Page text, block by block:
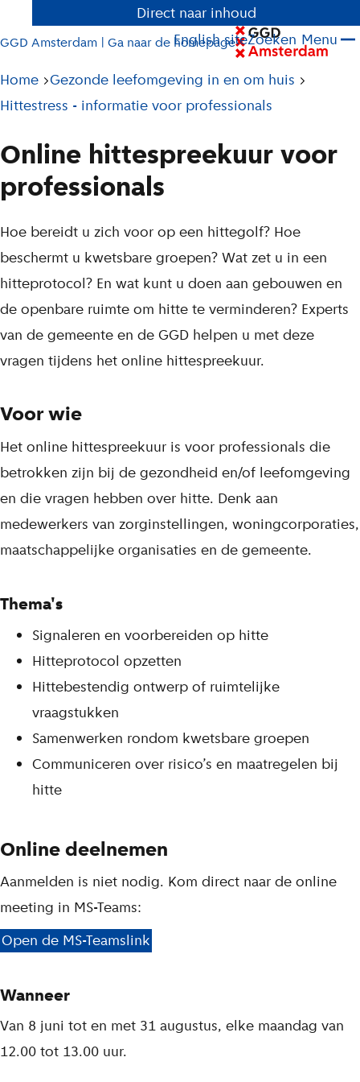
Direct naar inhoud
GGD Amsterdam | Ga naar de homepage
English siteZoeken Menu
Pad
tot
pagina
Home Gezonde leefomgeving in en om huis
Hittestress - informatie voor professionals
Online hittespreekuur voor
professionals
L
e
e
s
t
e
s
t
Hoe bereidt u zich voor op een hittegolf? Hoe
beschermt u kwetsbare groepen? Wat zet u in een
hitteprotocol? En wat kunt u doen aan gebouwen en
de openbare ruimte om hitte te verminderen? Experts
van de gemeente en de GGD helpen u met deze
vragen tijdens het online hittespreekuur.
Voor wie
Het online hittespreekuur is voor professionals die
betrokken zijn bij de gezondheid en/of leefomgeving
en die vragen hebben over hitte. Denk aan
medewerkers van zorginstellingen, woningcorporaties,
maatschappelijke organisaties en de gemeente.
Thema's
Signaleren en voorbereiden op hitte
Hitteprotocol opzetten
Hittebestendig ontwerp of ruimtelijke
vraagstukken
Samenwerken rondom kwetsbare groepen
Communiceren over risico’s en maatregelen bij
hitte
Online deelnemen
Aanmelden is niet nodig. Kom direct naar de online
meeting in MS-Teams:
Open de MS-Teamslink
Wanneer
Van 8 juni tot en met 31 augustus, elke maandag van
12.00 tot 13.00 uur.